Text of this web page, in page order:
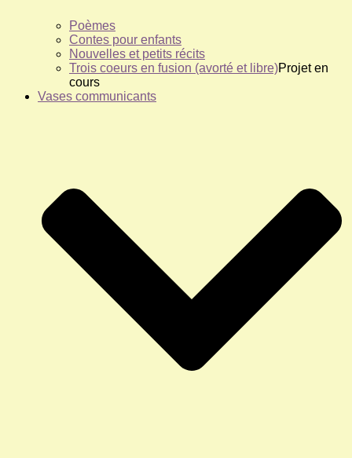
Poèmes
Contes pour enfants
Nouvelles et petits récits
Trois coeurs en fusion (avorté et libre)Projet en
cours
Vases communicants